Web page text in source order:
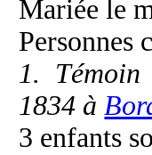
Mariée le
Personnes
1.
1834 à
3 enfants